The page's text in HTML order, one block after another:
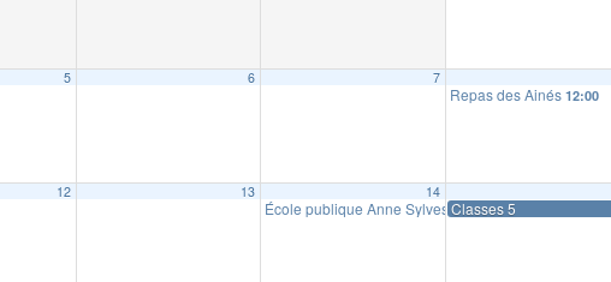
5 6 7
Repas des Ainés12:00
12 13 14
École publique Anne Sylvestre : réunion d’information
Classes 5